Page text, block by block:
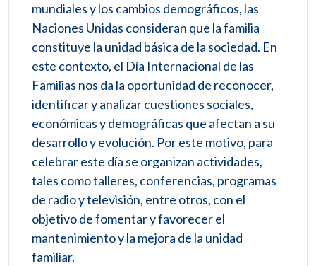
mundiales y los cambios demográficos, las
Naciones Unidas consideran que la familia
constituye la unidad básica de la sociedad. En
este contexto, el Día Internacional de las
Familias nos da la oportunidad de reconocer,
identificar y analizar cuestiones sociales,
económicas y demográficas que afectan a su
desarrollo y evolución. Por este motivo, para
celebrar este día se organizan actividades,
tales como talleres, conferencias, programas
de radio y televisión, entre otros, con el
objetivo de fomentar y favorecer el
mantenimiento y la mejora de la unidad
familiar.